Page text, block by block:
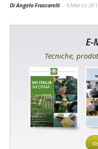
Di Angelo Frascarelli - 4 Marzo
E-
Tecniche,